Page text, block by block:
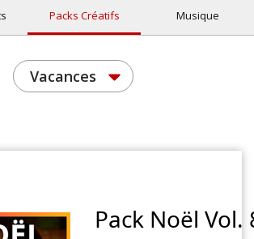
Packs Créatifs Musique
Vacances
Pack Noël